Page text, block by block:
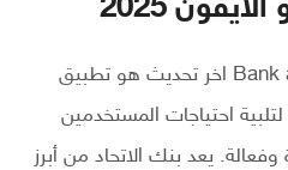
تطبيق بنك الاتحاد Bank al Etihad اخر تحديث هو تطبيق
احتياجات المستخدمين
وفعالة. يعد بنك الاتحاد من أبرز